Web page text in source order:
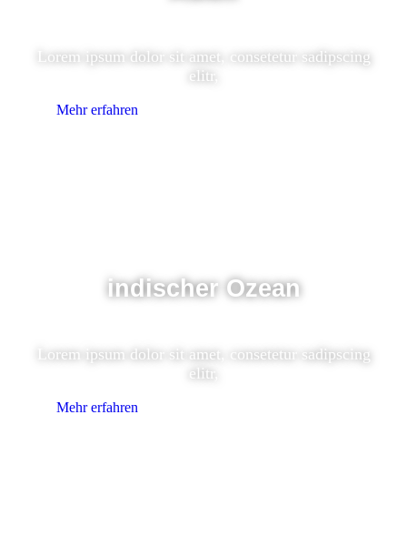
Lorem ipsum dolor sit amet, consetetur sadipscing
elitr,
Mehr erfahren
indischer Ozean
Lorem ipsum dolor sit amet, consetetur sadipscing
elitr,
Mehr erfahren